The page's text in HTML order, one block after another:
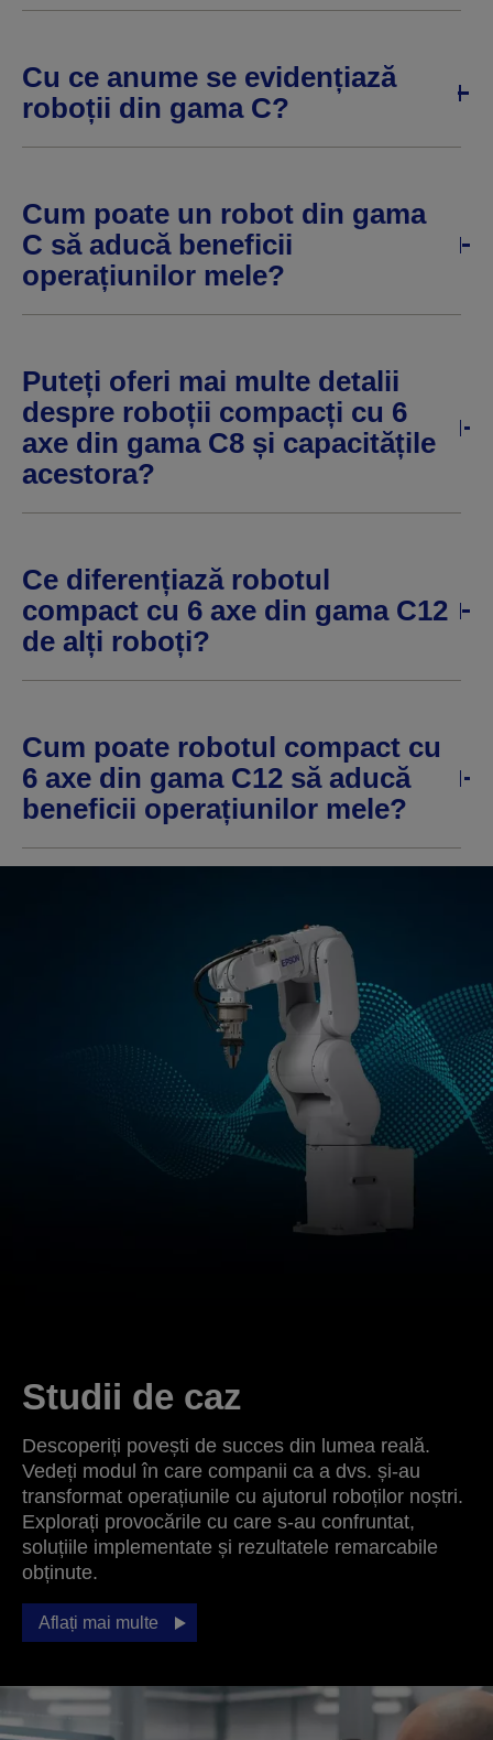
Cu ce anume se evidențiază
roboții din gama C?
Cum poate un robot din gama
C să aducă beneficii
operațiunilor mele?
Puteți oferi mai multe detalii
despre roboții compacți cu 6
axe din gama C8 și capacitățile
acestora?
Ce diferențiază robotul
compact cu 6 axe din gama C12
de alți roboți?
Cum poate robotul compact cu
6 axe din gama C12 să aducă
beneficii operațiunilor mele?
Studii de caz
Descoperiți povești de succes din lumea reală.
Vedeți modul în care companii ca a dvs. și-au
transformat operațiunile cu ajutorul roboților noștri.
Explorați provocările cu care s-au confruntat,
soluțiile implementate și rezultatele remarcabile
obținute.
Aflați mai multe